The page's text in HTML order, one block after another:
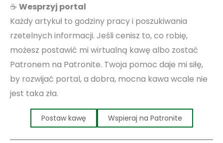
☕ Wesprzyj portal
Każdy artykuł to godziny pracy i poszukiwania
rzetelnych informacji. Jeśli cenisz to, co robię,
możesz postawić mi wirtualną kawę albo zostać
Patronem na Patronite. Twoja pomoc daje mi siłę,
by rozwijać portal, a dobra, mocna kawa wcale nie
jest taka zła.
Postaw kawę Wspieraj na Patronite